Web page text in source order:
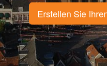
Erstellen Sie